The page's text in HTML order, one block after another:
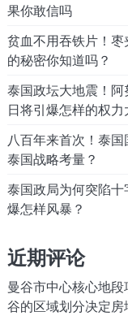
果你敢信吗
贫血不用吞铁片！
的秘密你知道吗？
泰国政坛大地震！
日将引爆怎样的权力
八百年来首次！泰
泰国战略考量？
泰国政局为何突陷
爆怎样风暴？
近期评论
曼谷市中心核心地
谷的区域划分决定